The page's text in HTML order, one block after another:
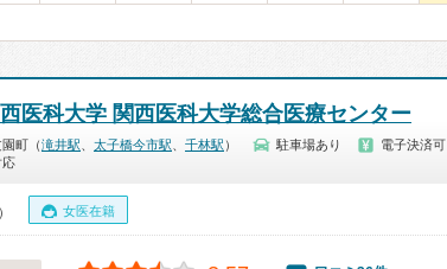
医科大学 関西医科大学総合医療センター
町（滝井駅 太子橋今市駅 千林駅 ） 駐車場あり 電子決済可
応
女医在籍